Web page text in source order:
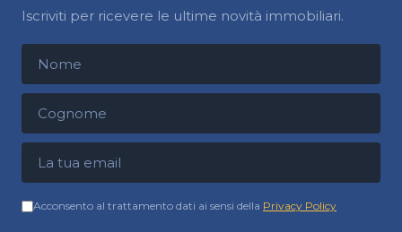
Iscriviti per ricevere le ultime novità immobiliari.
Nome
Cognome
Indirizzo email
Acconsento al trattamento dati ai sensi della Privacy Policy